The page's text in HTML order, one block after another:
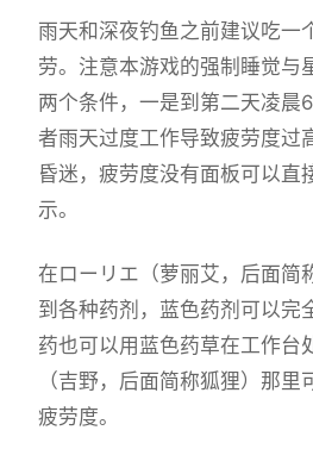
雨天和深夜钓鱼之前建议吃一
劳。注意本游戏的强制睡觉与
两个条件，一是到第二天凌晨
者雨天过度工作导致疲劳度过
昏迷，疲劳度没有面板可以直
示。
在ローリエ（萝丽艾，后面简
到各种药剂，蓝色药剂可以完
药也可以用蓝色药草在工作台
（吉野，后面简称狐狸）那
疲劳度。